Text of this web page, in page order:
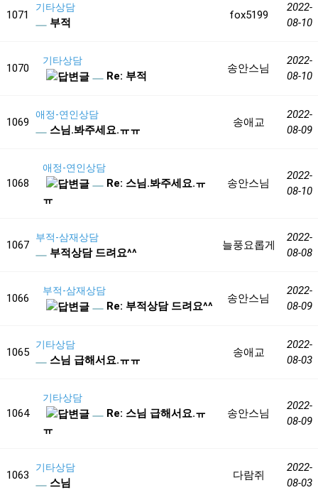
1071
기타상담
부적
fox5199
2022-
08-10
1070
기타상담
Re: 부적
송안스님
2022-
08-10
1069
애정-연인상담
스님.봐주세요.ㅠㅠ
송애교
2022-
08-09
1068
애정-연인상담
Re: 스님.봐주세요.ㅠ
ㅠ
송안스님
2022-
08-10
1067
부적-삼재상담
부적상담 드려요^^
늘풍요롭게
2022-
08-08
1066
부적-삼재상담
Re: 부적상담 드려요^^
송안스님
2022-
08-09
1065
기타상담
스님 급해서요.ㅠㅠ
송애교
2022-
08-03
1064
기타상담
Re: 스님 급해서요.ㅠ
ㅠ
송안스님
2022-
08-09
1063
기타상담
스님
다람쥐
2022-
08-03